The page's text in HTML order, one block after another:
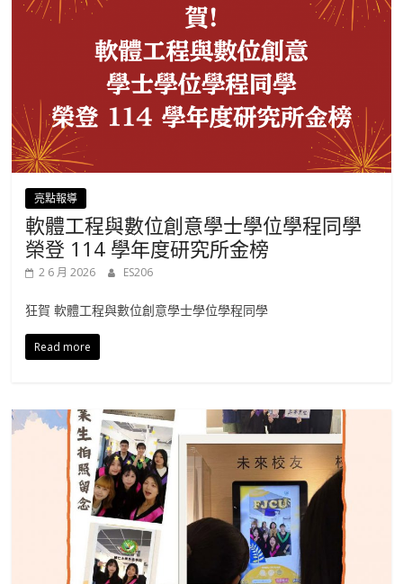
亮點報導
軟體工程與數位創意學士學位學程同學
榮登 114 學年度研究所金榜
2 6 月 2026 ES206
狂賀 軟體工程與數位創意學士學位學程同學
Read more